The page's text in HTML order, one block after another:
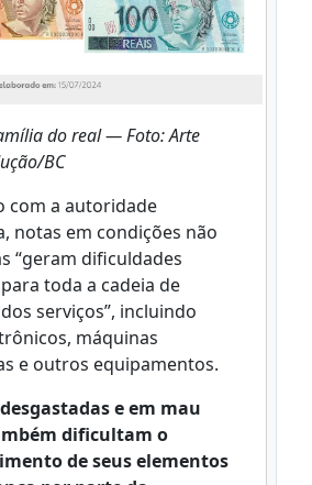
do real — Foto: Arte
BC
com a autoridade
notas em condições não
“geram dificuldades
toda a cadeia de
serviços”, incluindo
máquinas
e outros equipamentos.
e em mau
dificultam o
de seus elementos